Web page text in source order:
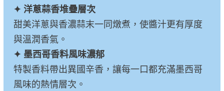
✦ 洋蔥蒜香堆疊層次
甜美洋蔥與香濃蒜末一同燉煮，使醬汁更有厚度
與溫潤香氣。
✦ 墨西哥香料風味濃郁
特製香料帶出異國辛香，讓每一口都充滿墨西哥
風味的熱情層次。